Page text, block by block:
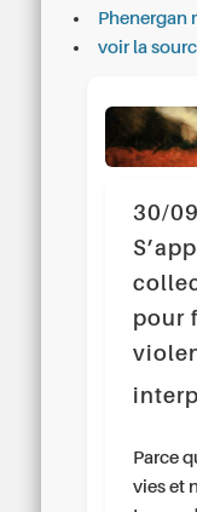
Phenergan
voir la
30/
pour
Parce
vies et